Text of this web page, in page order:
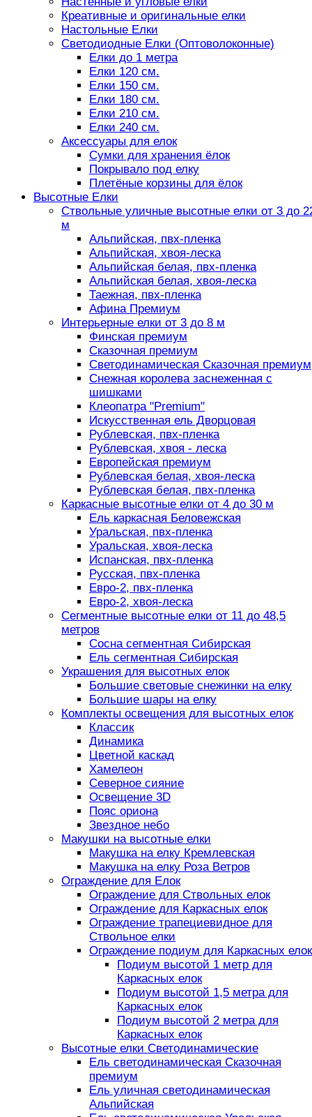
Креативные и оригинальные елки
Настольные Елки
Светодиодные Елки (Оптоволоконные)
Елки до 1 метра
Елки 120 см.
Елки 150 см.
Елки 180 см.
Елки 210 см.
Елки 240 см.
Аксессуары для елок
Сумки для хранения ёлок
Покрывало под елку
Плетёные корзины для ёлок
Высотные Елки
Ствольные уличные высотные елки от 3 до
м
Альпийская, пвх-пленка
Альпийская, хвоя-леска
Альпийская белая, пвх-пленка
Альпийская белая, хвоя-леска
Таежная, пвх-пленка
Афина Премиум
Интерьерные елки от 3 до 8 м
Финская премиум
Сказочная премиум
Светодинамическая Сказочная премиум
Снежная королева заснеженная с
шишками
Клеопатра "Premium"
Искусственная ель Дворцовая
Рублевская, пвх-пленка
Рублевская, хвоя - леска
Европейская премиум
Рублевская белая, хвоя-леска
Рублевская белая, пвх-пленка
Каркасные высотные елки от 4 до 30 м
Ель каркасная Беловежская
Уральская, пвх-пленка
Уральская, хвоя-леска
Испанская, пвх-пленка
Русская, пвх-пленка
Евро-2, пвх-пленка
Евро-2, хвоя-леска
Сегментные высотные елки от 11 до 48,5
метров
Сосна сегментная Сибирская
Ель сегментная Сибирская
Украшения для высотных елок
Большие световые снежинки на елку
Большие шары на елку
Комплекты освещения для высотных елок
Классик
Динамика
Цветной каскад
Хамелеон
Северное сияние
Освещение 3D
Пояс ориона
Звездное небо
Макушки на высотные елки
Макушка на елку Кремлевская
Макушка на елку Роза Ветров
Ограждение для Елок
Ограждение для Ствольных елок
Ограждение для Каркасных елок
Ограждение трапециевидное для
Ствольное елки
Ограждение подиум для Каркасных елок
Подиум высотой 1 метр для
Каркасных елок
Подиум высотой 1,5 метра для
Каркасных елок
Подиум высотой 2 метра для
Каркасных елок
Высотные елки Светодинамические
Ель светодинамическая Сказочная
премиум
Ель уличная светодинамическая
Альпийская